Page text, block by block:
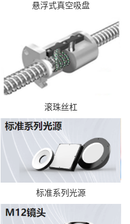
悬浮式真空吸盘
滚珠丝杠
标准系列光源